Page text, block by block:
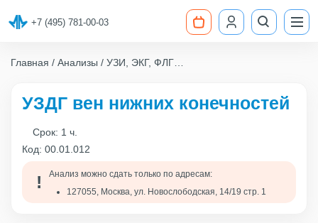
+7 (495) 781-00-03
Главная Анализы
УЗИ, ЭКГ, ФЛГ
УЗДГ вен нижних конечностей
Срок: 1 ч.
Код: 00.01.012
Анализ можно сдать только по адресам:
127055, Москва, ул. Новослободская, 14/19 стр. 1